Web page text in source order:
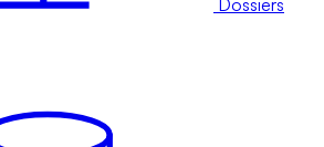
Dossiers